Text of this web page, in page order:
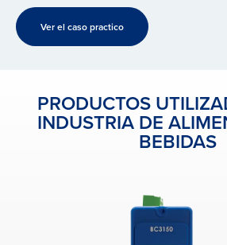
Ver el caso practico
PRODUCTOS
INDUSTRIA DE
BEBIDAS